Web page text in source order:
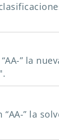
” la
” la